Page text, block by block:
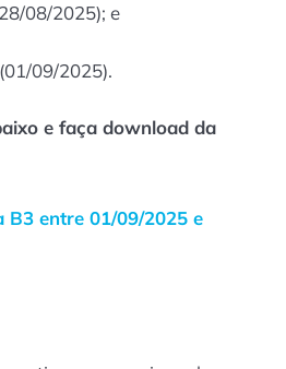
08/2025); e
(01/09/2025).
e faça download da
B3 entre 01/09/2025 e